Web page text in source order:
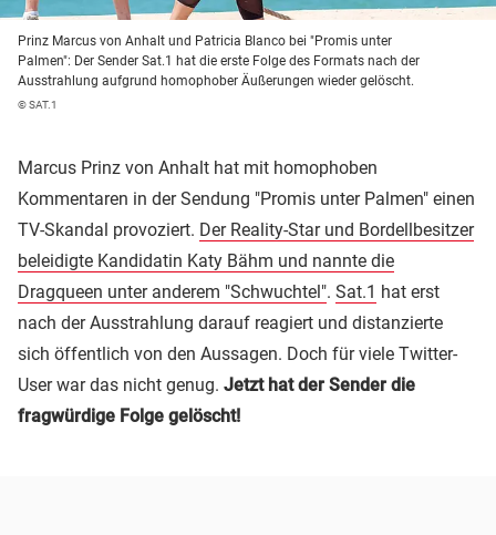
Prinz Marcus von Anhalt und Patricia Blanco bei "Promis unter
Palmen": Der Sender Sat.1 hat die erste Folge des Formats nach der
Ausstrahlung aufgrund homophober Äußerungen wieder gelöscht.
© SAT.1
Marcus Prinz von Anhalt hat mit homophoben
Kommentaren in der Sendung "Promis unter Palmen" einen
TV-Skandal provoziert. Der Reality-Star und Bordellbesitzer
beleidigte Kandidatin Katy Bähm und nannte die
Dragqueen unter anderem "Schwuchtel". Sat.1 hat erst
nach der Ausstrahlung darauf reagiert und distanzierte
sich öffentlich von den Aussagen. Doch für viele Twitter-
User war das nicht genug. Jetzt hat der Sender die
fragwürdige Folge gelöscht!